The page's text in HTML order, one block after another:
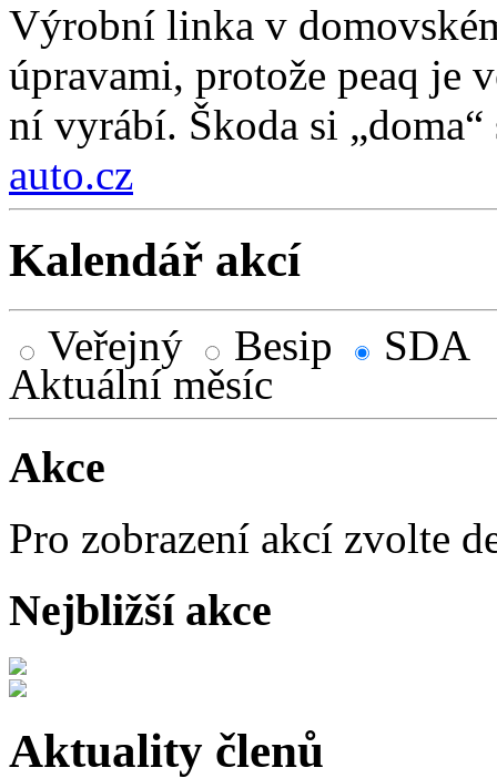
Výrobní linka v
úpravami, protože peaq je
ní vyrábí. Škoda si
auto.cz
Kalendář akcí
Veřejný Besip
SDA
Aktuální měsíc
Akce
Pro zobrazení akcí zvolte
Nejbližší akce
Aktuality členů